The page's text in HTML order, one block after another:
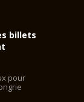
billets
pour